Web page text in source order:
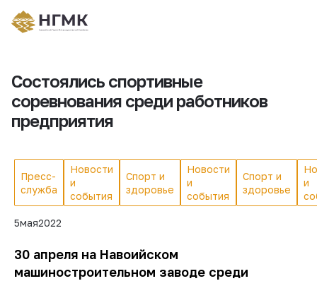
Состоялись спортивные
соревнования среди работников
предприятия
Пресс-
служба
Новости
и
события
Спорт и
здоровье
Новости
и
события
Спорт и
здоровье
и
5мая2022
30 апреля на Навоийском
машиностроительном заводе среди